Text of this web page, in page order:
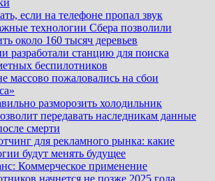
если на телефоне пропал звук
технологии Сбера позволили
около 160 тысяч деревьев
разработали станцию для поиска
беспилотников
массово пожаловались на сбои
разморозить холодильник
передавать наследникам данные
смерти
для рекламного рынка: какие
будут менять будущее
Коммерческое применение
начнется не позже 2025 года